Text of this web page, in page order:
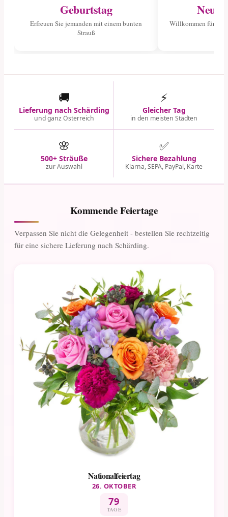
Geburtstag
Erfreuen Sie jemanden mit einem bunten
Strauß
Willkommen für
🚚
Lieferung nach Schärding
und ganz Österreich
⚡
Gleicher Tag
in den meisten Städten
🌸
500+ Sträuße
zur Auswahl
✅
Sichere Bezahlung
Klarna, SEPA, PayPal, Karte
Kommende Feiertage
Verpassen Sie nicht die Gelegenheit - bestellen Sie rechtzeitig
für eine sichere Lieferung nach Schärding.
Nationalfeiertag
26. OKTOBER
79
TAGE